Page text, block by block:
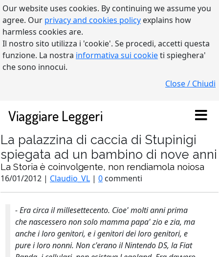
Our website uses cookies. By continuing we assume you
agree. Our privacy and cookies policy explains how
harmless cookies are.
Il nostro sito utilizza i 'cookie'. Se procedi, accetti questa
funzione. La nostra informativa sui cookieti spieghera'
che sono innocui.
Close / Chiudi
Viaggiare Leggeri
La palazzina di caccia di Stupinigi
spiegata ad un bambino di nove anni
La Storia è coinvolgente, non rendiamola noiosa
16/01/2012 | Claudio_VL | 0 commenti
- Era circa il millesettecento. Cioe' molti anni prima
che nascessero non solo mamma papa' zio e zia, ma
anche i loro genitori, e i genitori dei loro genitori, e
pure i loro nonni. Non c'erano il Nintendo DS, la Fiat